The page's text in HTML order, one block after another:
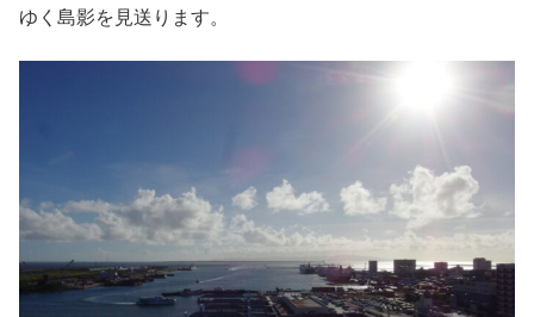
ゆく島影を見送ります。